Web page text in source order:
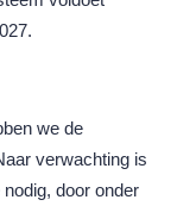
we de
verwachting is
door onder